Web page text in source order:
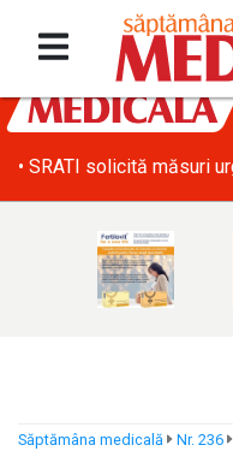
• SRATI solicită măsuri
Săptămâna medicală Nr. 236